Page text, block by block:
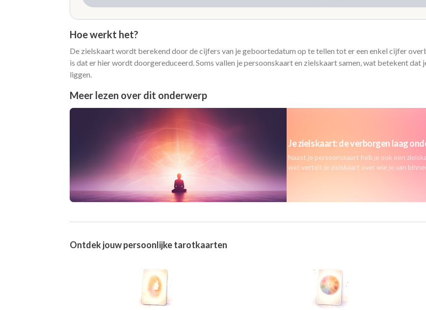
Hoe werkt het?
De zielskaart wordt berekend door de cijfers van je geboortedatum op te tellen tot er een enkel cijfer
is dat er hier wordt doorgereduceerd. Soms vallen je persoonskaart en zielskaart samen, wat betekent
liggen.
Meer lezen over dit onderwerp
Je zielskaart: de verborgen laag
Naast je persoonskaart heb je ook een
wat vertelt je zielskaart over wie je van
Ontdek jouw persoonlijke tarotkaarten